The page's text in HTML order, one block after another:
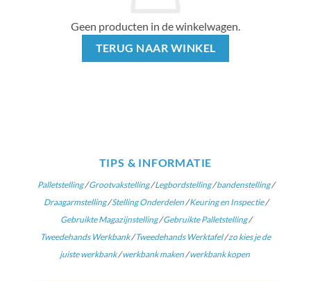
Geen producten in de winkelwagen.
TERUG NAAR WINKEL
TIPS & INFORMATIE
Palletstelling/Grootvakstelling/Legbordstelling/bandenstelling/
Draagarmstelling/Stelling Onderdelen/Keuring en Inspectie/
Gebruikte Magazijnstelling/Gebruikte Palletstelling/
Tweedehands Werkbank/Tweedehands Werktafel/zo kies je de
juiste werkbank/werkbank maken/werkbank kopen